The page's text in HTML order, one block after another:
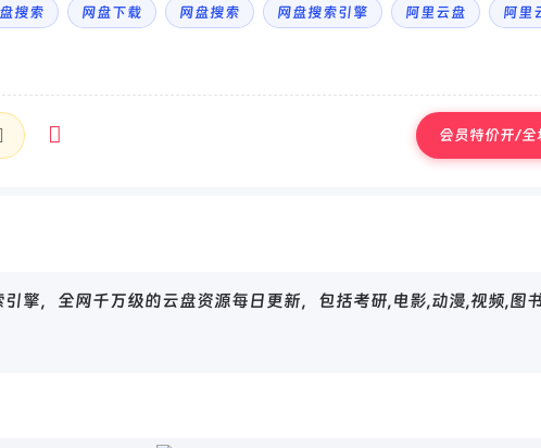
搜索 网盘下载 网盘搜索 网盘搜索引擎 阿里云盘 阿里
会员特价开/全
擎，全网千万级的云盘资源每日更新，包括考研,电影,动漫,视频,图